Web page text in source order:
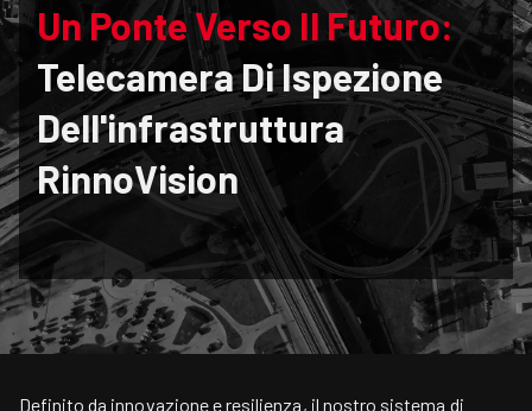
Un Ponte Verso Il Futuro:
Telecamera Di Ispezione
Dell'infrastruttura
RinnoVision
Definito da innovazione e resilienza, il nostro sistema di